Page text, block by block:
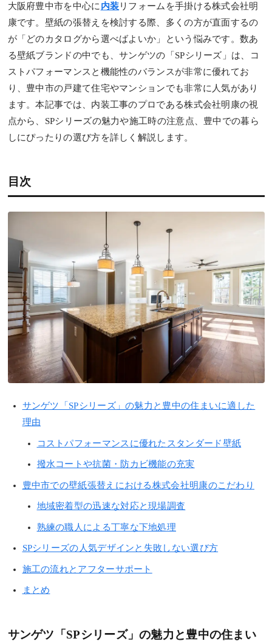
大阪府豊中市を中心に 内装リフォームを手掛ける株式会社明
康です。壁紙の張替えを検討する際、多くの方が直面するの
が「どのカタログから選べばよいか」という悩みです。数あ
る壁紙ブランドの中でも、サンゲツの「SPシリーズ」は、コ
ストパフォーマンスと機能性のバランスが非常に優れてお
り、豊中市の戸建て住宅やマンションでも非常に人気があり
ます。本記事では、内装工事のプロである株式会社明康の視
点から、SPシリーズの魅力や施工時の注意点、豊中での暮ら
しにぴったりの選び方を詳しく解説します。
目次
サンゲツ「SPシリーズ」の魅力と豊中の住まいに適した
理由
コストパフォーマンスに優れたスタンダード壁紙
撥水コートや抗菌・防カビ機能の充実
豊中市での壁紙張替えにおける株式会社明康のこだわり
地域密着型の迅速な対応と現場調査
熟練の職人による丁寧な下地処理
SPシリーズの人気デザインと失敗しない選び方
施工の流れとアフターサポート
まとめ
サンゲツ「SPシリーズ」の魅力と豊中の住まい